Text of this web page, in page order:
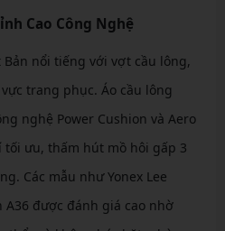
Cao Công Nghệ
nổi tiếng với vợt cầu lông,
trang phục. Áo cầu lông
nghệ Power Cushion và Aero
tối ưu, thấm hút mồ hôi gấp 3
Các mẫu như Yonex Lee
A36 được đánh giá cao nhờ